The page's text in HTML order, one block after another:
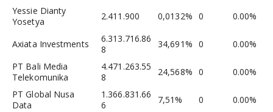
Yessie Dianty
Yosetya
2.411.900 0,0132% 0 0.00%
Axiata Investments
6.313.716.86
8
34,691% 0
0.00%
PT Bali Media
Telekomunika
4.471.263.55
8
24,568% 0
0.00%
PT Global Nusa
Data
1.366.831.66
6
7,51% 0
0.00%